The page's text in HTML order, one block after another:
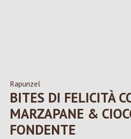
Rapunzel
BITES DI FELICITÀ
MARZAPANE &
FONDENTE